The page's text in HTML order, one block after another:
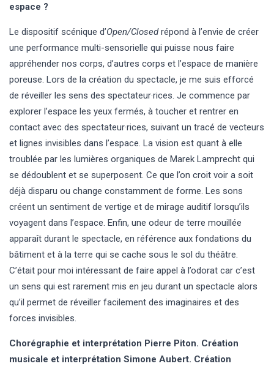
espace ?
Le dispositif scénique d’Open/Closedrépond à l’envie de créer
une performance multi-sensorielle qui puisse nous faire
appréhender nos corps, d’autres corps et l’espace de manière
poreuse. Lors de la création du spectacle, je me suis efforcé
de réveiller les sens des spectateur·rices. Je commence par
explorer l’espace les yeux fermés, à toucher et rentrer en
contact avec des spectateur·rices, suivant un tracé de vecteurs
et lignes invisibles dans l’espace. La vision est quant à elle
troublée par les lumières organiques de Marek Lamprecht qui
se dédoublent et se superposent. Ce que l’on croit voir a soit
déjà disparu ou change constamment de forme. Les sons
créent un sentiment de vertige et de mirage auditif lorsqu’ils
voyagent dans l’espace. Enfin, une odeur de terre mouillée
apparaît durant le spectacle, en référence aux fondations du
bâtiment et à la terre qui se cache sous le sol du théâtre.
C’était pour moi intéressant de faire appel à l’odorat car c’est
un sens qui est rarement mis en jeu durant un spectacle alors
qu’il permet de réveiller facilement des imaginaires et des
forces invisibles.
Chorégraphie et interprétation Pierre Piton. Création
musicale et interprétation Simone Aubert. Création